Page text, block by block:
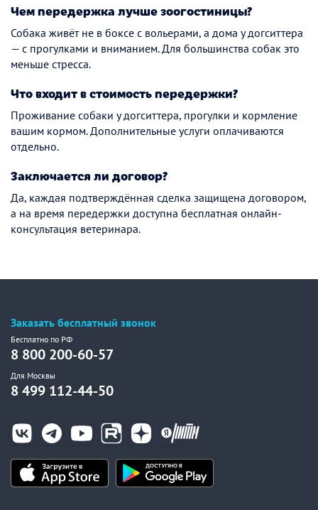
Чем передержка лучше зоогостиницы?
Собака живёт не в боксе с вольерами, а дома у догситтера
— с прогулками и вниманием. Для большинства собак это
меньше стресса.
Что входит в стоимость передержки?
Проживание собаки у догситтера, прогулки и кормление
вашим кормом. Дополнительные услуги оплачиваются
отдельно.
Заключается ли договор?
Да, каждая подтверждённая сделка защищена договором,
а на время передержки доступна бесплатная онлайн-
консультация ветеринара.
Заказать бесплатный звонок
Бесплатно по РФ
8 800 200-60-57
Для Москвы
8 499 112-44-50